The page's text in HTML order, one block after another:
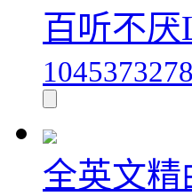
百听不厌
1045373278
全英文精